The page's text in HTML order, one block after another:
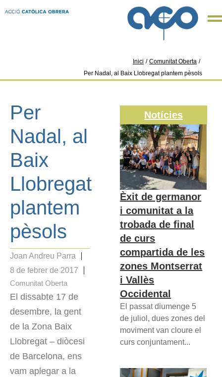
Inici / Comunitat Oberta /
Per Nadal, al Baix Llobregat plantem pèsols
Per
Nadal, al
Baix
Llobregat
plantem
pèsols
Joan Andreu Parra
8 de febrer de 2017
Comunitat Oberta
El dissabte 17 de
desembre, la gent
de la Zona Baix
Llobregat – diòcesi
de Barcelona, ens
vam aplegar a la
Notícies
Èxit de germanor
i comunitat a la
trobada de final
de curs
compartida de les
zones Montserrat
i Vallès
Occidental
El passat diumenge 5
de juliol, dues zones del
moviment van cloure el
curs conjuntament...